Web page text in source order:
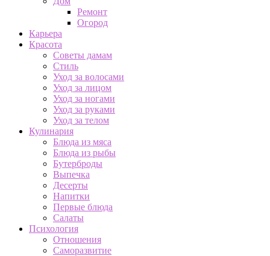
Ремонт
Огород
Карьера
Красота
Советы дамам
Стиль
Уход за волосами
Уход за лицом
Уход за ногами
Уход за руками
Уход за телом
Кулинария
Блюда из мяса
Блюда из рыбы
Бутерброды
Выпечка
Десерты
Напитки
Первые блюда
Салаты
Психология
Отношения
Саморазвитие